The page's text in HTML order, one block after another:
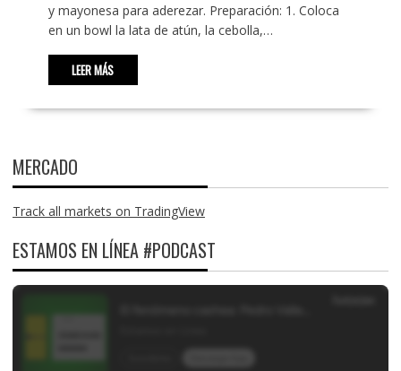
y mayonesa para aderezar. Preparación: 1. Coloca
en un bowl la lata de atún, la cebolla,…
LEER MÁS
MERCADO
Track all markets on TradingView
ESTAMOS EN LÍNEA #PODCAST